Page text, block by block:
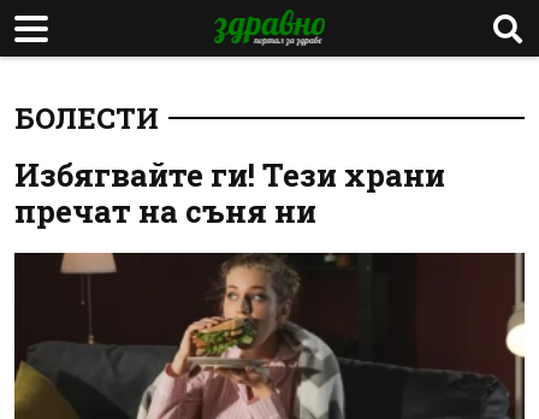
БОЛЕСТИ
Избягвайте ги! Тези храни
пречат на съня ни